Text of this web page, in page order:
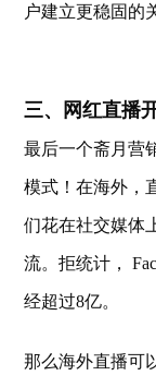
户建立更稳固的
三、网红直播
最后一个斋月营
模式！在海外，
们花在社交媒体
流。拒统计，
经超过8亿。
那么海外直播可